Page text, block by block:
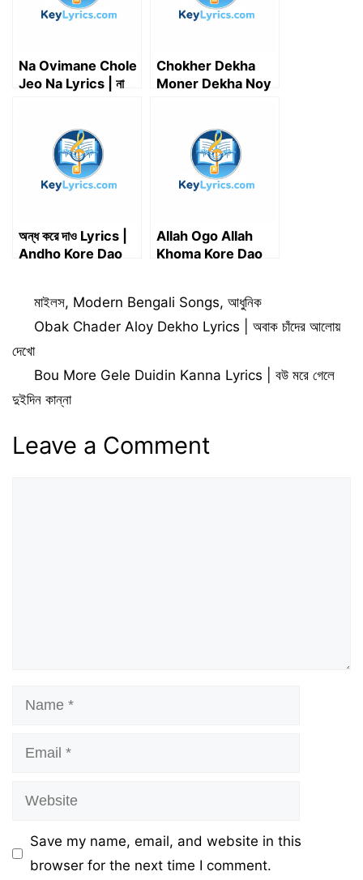
Na Ovimane Chole
Jeo Na Lyrics | না
Chokher Dekha
Moner Dekha Noy
অন্ধ করে দাও Lyrics |
Andho Kore Dao
Allah Ogo Allah
Khoma Kore Dao
(F. H. Sujan)
Categories
মাইলস, Modern Bengali Songs,আধুনিক
Obak Chader Aloy Dekho Lyrics | অবাক চাঁদের আলোয়
দেখো
Bou More Gele Duidin Kanna Lyrics | বউ মরে গেলে
দুইদিন কান্না
Leave a Comment
Name
Email
Website
Save my name, email, and website in this
browser for the next time I comment.